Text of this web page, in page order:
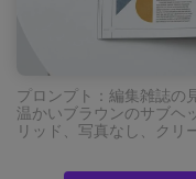
プロンプト：編集雑誌の
温かいブラウンのサブヘ
リッド、写真なし、ク